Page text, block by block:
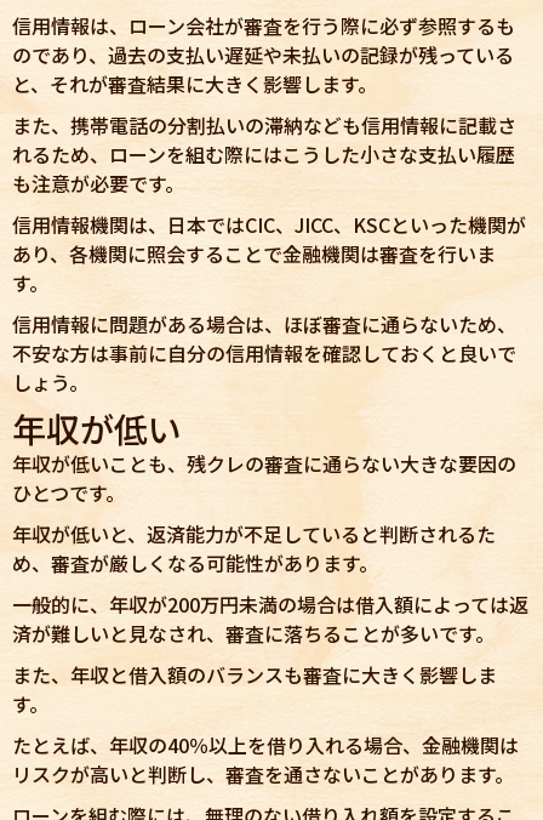
信用情報は、ローン会社が審査を行う際に必ず参照するも
のであり、過去の支払い遅延や未払いの記録が残っている
と、それが審査結果に大きく影響します。
また、携帯電話の分割払いの滞納なども信用情報に記載さ
れるため、ローンを組む際にはこうした小さな支払い履歴
も注意が必要です。
信用情報機関は、日本ではCIC、JICC、KSCといった機関が
あり、各機関に照会することで金融機関は審査を行いま
す。
信用情報に問題がある場合は、ほぼ審査に通らないため、
不安な方は事前に自分の信用情報を確認しておくと良いで
しょう。
年収が低い
年収が低いことも、残クレの審査に通らない大きな要因の
ひとつです。
年収が低いと、返済能力が不足していると判断されるた
め、審査が厳しくなる可能性があります。
一般的に、年収が200万円未満の場合は借入額によっては返
済が難しいと見なされ、審査に落ちることが多いです。
また、年収と借入額のバランスも審査に大きく影響しま
す。
たとえば、年収の40％以上を借り入れる場合、金融機関は
リスクが高いと判断し、審査を通さないことがあります。